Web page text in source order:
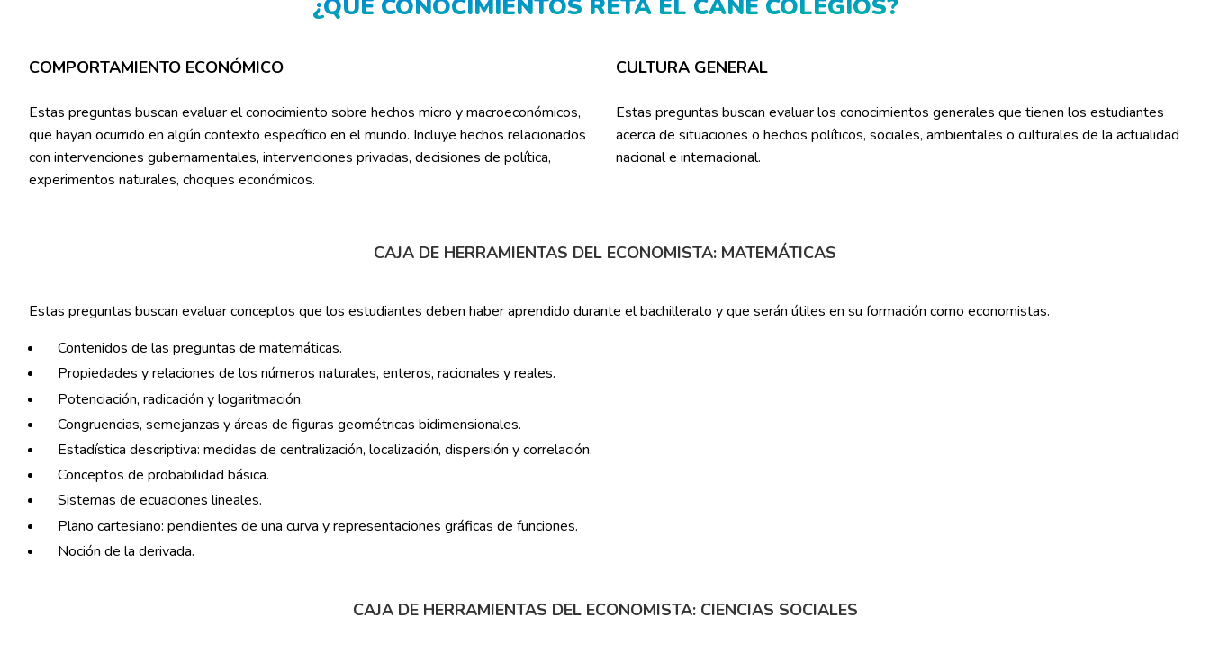
¿QUÉ CONOCIMIENTOS RETA EL CANE COLEGIOS?
COMPORTAMIENTO ECONÓMICO
Estas preguntas buscan evaluar el conocimiento sobre hechos micro y macroeconómicos,
que hayan ocurrido en algún contexto específico en el mundo. Incluye hechos relacionados
con intervenciones gubernamentales, intervenciones privadas, decisiones de política,
experimentos naturales, choques económicos.
CULTURA GENERAL
Estas preguntas buscan evaluar los conocimientos generales que tienen los estudiantes
acerca de situaciones o hechos políticos, sociales, ambientales o culturales de la actualidad
nacional e internacional.
CAJA DE HERRAMIENTAS DEL ECONOMISTA: MATEMÁTICAS
Estas preguntas buscan evaluar conceptos que los estudiantes deben haber aprendido durante el bachillerato y que serán útiles en su formación como economistas.
Contenidos de las preguntas de matemáticas.
Propiedades y relaciones de los números naturales, enteros, racionales y reales.
Potenciación, radicación y logaritmación.
Congruencias, semejanzas y áreas de figuras geométricas bidimensionales.
Estadística descriptiva: medidas de centralización, localización, dispersión y correlación.
Conceptos de probabilidad básica.
Sistemas de ecuaciones lineales.
Plano cartesiano: pendientes de una curva y representaciones gráficas de funciones.
Noción de la derivada.
CAJA DE HERRAMIENTAS DEL ECONOMISTA: CIENCIAS SOCIALES